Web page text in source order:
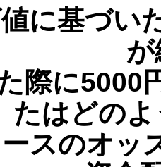
に基づい
が
際に5000
たはどの
スのオッ